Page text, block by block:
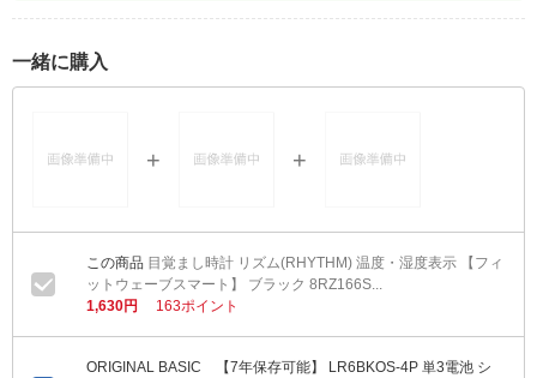
一緒に購入
目覚まし時計 リズム(RHYTHM) 温度・湿度表示 【フィ
ットウェーブスマート】 ブラック 8RZ166S...
1,630円
163ポイント
ORIGINAL BASIC 【7年保存可能】 LR6BKOS-4P 単3電池 シ